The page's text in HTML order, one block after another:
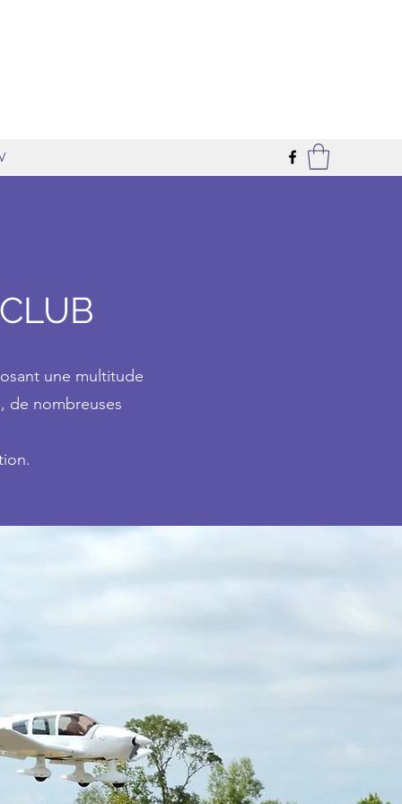
une multitude
de nombreuses